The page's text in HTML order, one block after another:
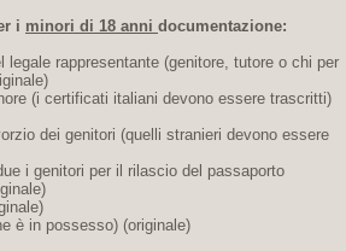
i minori di 18 anni documentazione:
legale rappresentante (genitore, tutore o chi per
(i certificati italiani devono essere trascritti)
dei genitori (quelli stranieri devono essere
i genitori per il rilascio del passaporto
è in possesso) (originale)